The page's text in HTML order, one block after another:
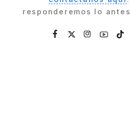
responderemos lo